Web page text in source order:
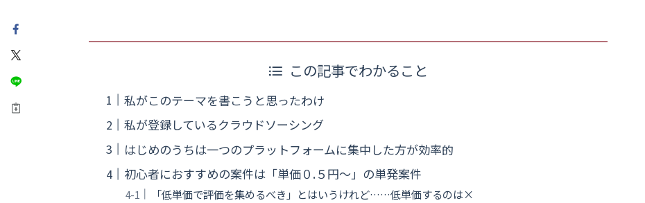
この記事でわかること
私がこのテーマを書こうと思ったわけ
私が登録しているクラウドソーシング
はじめのうちは一つのプラットフォームに集中した方が効率的
初心者におすすめの案件は「単価０.５円〜」の単発案件
「低単価で評価を集めるべき」とはいうけれど……低単価するのは×